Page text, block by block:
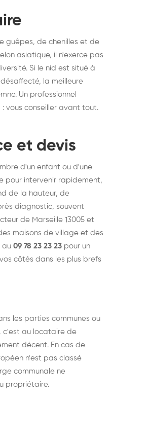
guêpes, de chenilles et de
asiatique, il n'exerce pas
Si le nid est situé à
la meilleure
Un professionnel
vous conseiller avant tout.
et devis
d'un enfant ou d'une
pour intervenir rapidement,
de la hauteur, de
diagnostic, souvent
de Marseille 13005 et
maisons de village et des
au 09 78 23 23 23 pour un
côtés dans les plus brefs
les parties communes ou
c'est au locataire de
décent. En cas de
n'est pas classé
communale ne
propriétaire.